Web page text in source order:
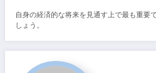
自身の経済的な将来を見通す上で最も重要
しょう。